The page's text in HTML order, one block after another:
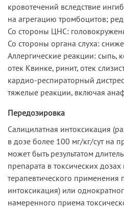
кровотечений вследствие
на агрегацию тромбоцитов;
Со стороны ЦНС:
Со стороны органа слуха:
Аллергические реакции: сыпь,
отек Квинке, ринит, отек
кардио-респираторный
тяжелые реакции, включая
Передозировка
Салицилатная интоксикация
в дозе более 100 мг/кг/сут на
может быть результатом
препарата в токсических
терапевтического применения
интоксикация) или
намеренного приема